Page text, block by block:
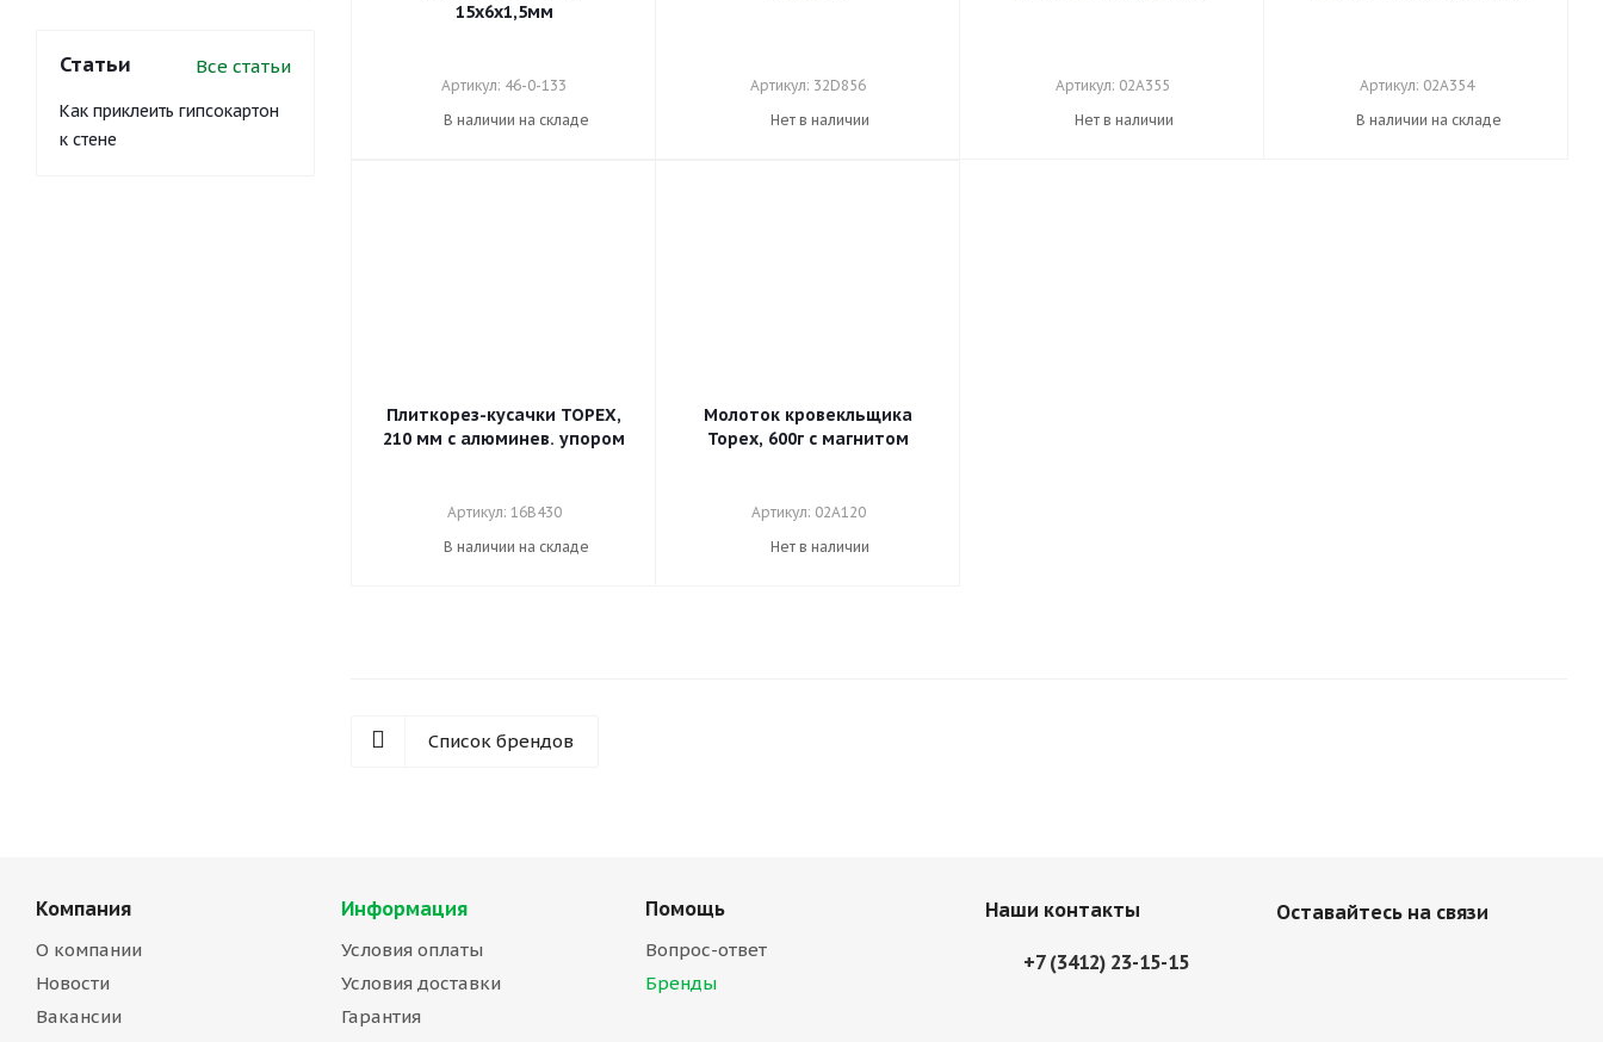
15х6х1,5мм
Артикул: 46-0-133
В наличии на складе
Артикул: 32D856
Нет в наличии
Артикул: 02А355
Нет в наличии
Артикул: 02А354
В наличии на складе
Плиткорез-кусачки TOPEX,
210 мм с алюминев. упором
Артикул: 16В430
В наличии на складе
Молоток кровекльщика
Topex, 600г с магнитом
Артикул: 02А120
Нет в наличии
Список брендов
Статьи Все статьи
Как приклеить гипсокартон
к стене
Компания
О компании
Новости
Вакансии
Информация
Условия оплаты
Условия доставки
Гарантия
Помощь
Вопрос-ответ
Бренды
Наши контакты
+7 (3412) 23-15-15
Оставайтесь на связи